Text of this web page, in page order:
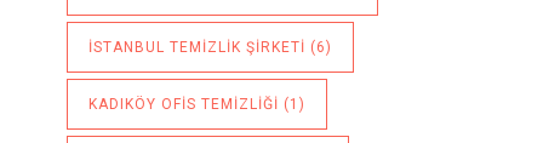
ISTANBUL TEMIZLIK ŞIRKETI (6)
KADIKÖY OFIS TEMIZLIĞI (1)